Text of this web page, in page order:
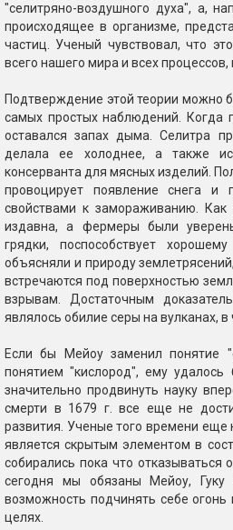
"селитряно-воздушного духа", а,
происходящее в организме,
частиц. Ученый чувствовал, что
всего нашего мира и всех
Подтверждение этой теории можно
самых простых наблюдений. Когда
оставался запах дыма. Селитра
делала ее холоднее, а также
консерванта для мясных изделий.
провоцирует появление снега
свойствами к замораживанию.
издавна, а фермеры были
грядки, поспособствует
объясняли и природу
встречаются под поверхностью
взрывам. Достаточным
являлось обилие серы на вулканах, в
Если бы Мейоу заменил понятие
понятием "кислород", ему
значительно продвинуть науку
смерти в 1679 г. все еще не
развития. Ученые того времени еще
является скрытым элементом в
собирались пока что отказываться
сегодня мы обязаны Мейоу,
возможность подчинять себе огонь
целях.